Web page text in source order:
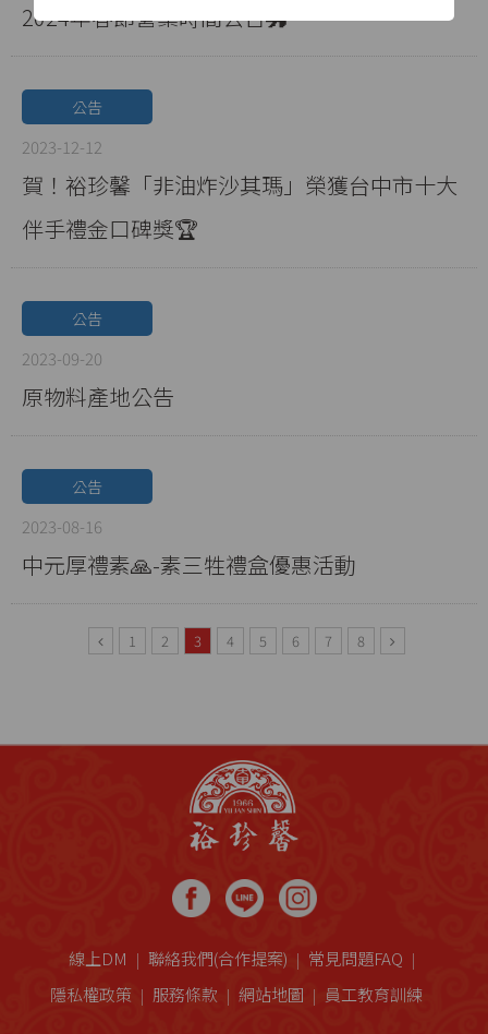
2024年春節營業時間公告🐲
公告
2023-12-12
賀！裕珍馨「非油炸沙其瑪」榮獲台中市十大
伴手禮金口碑獎🏆
公告
2023-09-20
原物料產地公告
公告
2023-08-16
中元厚禮素🙏-素三牲禮盒優惠活動
1 2 3 4 5 6 7 8
線上DM 聯絡我們(合作提案)
常見問題FAQ
隱私權政策
服務條款 網站地圖 員工教育訓練